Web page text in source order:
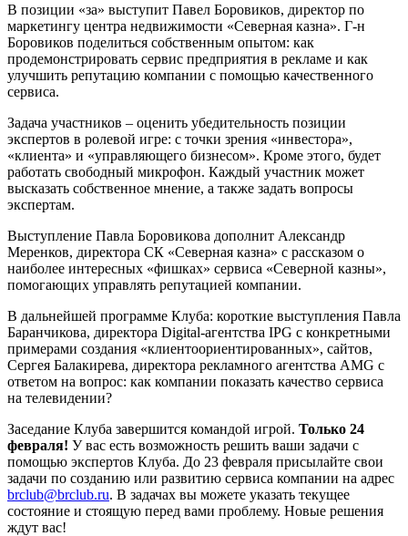
В позиции «за» выступит Павел Боровиков, директор по
маркетингу центра недвижимости «Северная казна». Г-н
Боровиков поделиться собственным опытом: как
продемонстрировать сервис предприятия в рекламе и как
улучшить репутацию компании с помощью качественного
сервиса.
Задача участников – оценить убедительность позиции
экспертов в ролевой игре: с точки зрения «инвестора»,
«клиента» и «управляющего бизнесом». Кроме этого, будет
работать свободный микрофон. Каждый участник может
высказать собственное мнение, а также задать вопросы
экспертам.
Выступление Павла Боровикова дополнит Александр
Меренков, директора СК «Северная казна» с рассказом о
наиболее интересных «фишках» сервиса «Северной казны»,
помогающих управлять репутацией компании.
В дальнейшей программе Клуба: короткие выступления Павла
Баранчикова, директора Digital-агентства IPG с конкретными
примерами создания «клиентоориентированных», сайтов,
Сергея Балакирева, директора рекламного агентства AMG с
ответом на вопрос: как компании показать качество сервиса
на телевидении?
Заседание Клуба завершится командой игрой. Только 24
февраля! У вас есть возможность решить ваши задачи с
помощью экспертов Клуба. До 23 февраля присылайте свои
задачи по созданию или развитию сервиса компании на адрес
brclub@brclub.ru. В задачах вы можете указать текущее
состояние и стоящую перед вами проблему. Новые решения
ждут вас!